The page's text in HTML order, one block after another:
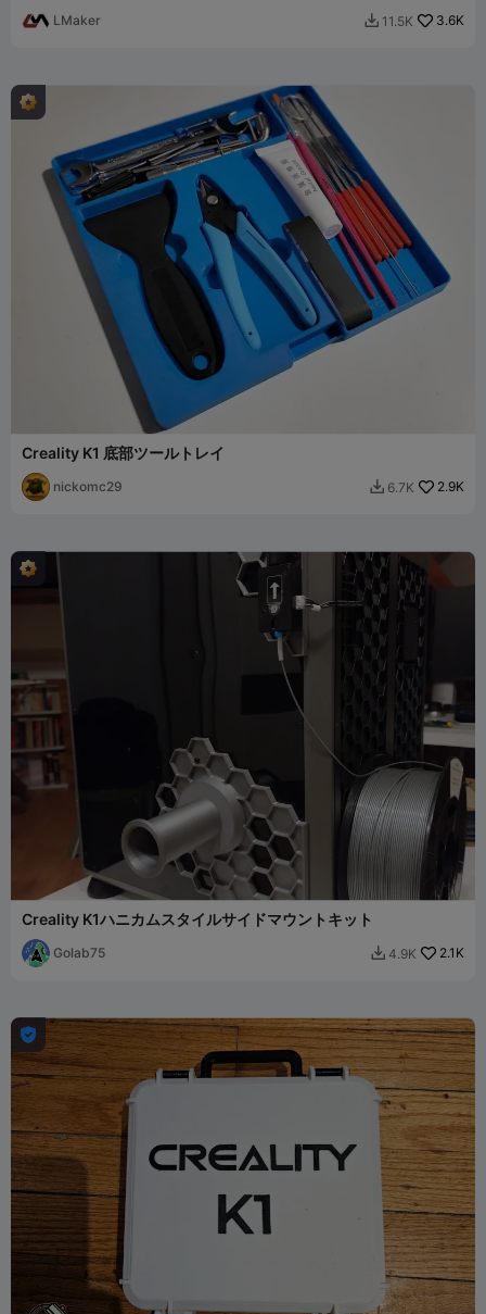
LMaker  11.5K 3.6K
Creality K1 底部ツールトレイ
nickomc29  6.7K 2.9K
Creality K1ハニカムスタイルサイドマウントキット
Golab75  4.9K 2.1K
